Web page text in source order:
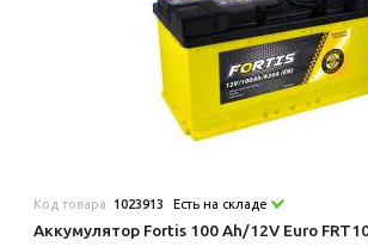
Код товара: 1023913 Есть на складе
Аккумулятор Fortis 100 Ah/12V Euro